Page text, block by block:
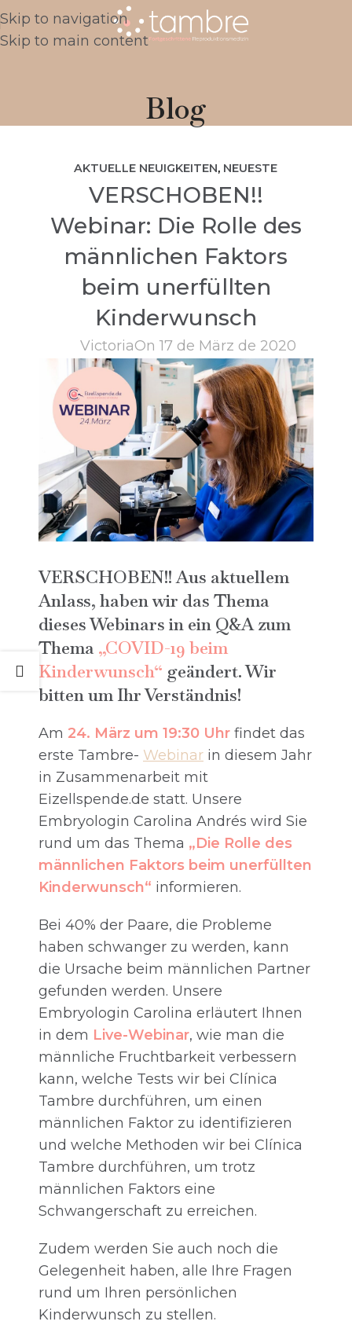
Skip to navigation
Skip to main content
Blog
AKTUELLE NEUIGKEITEN, NEUESTE
NACHRICHTEN
VERSCHOBEN!!
Webinar: Die Rolle des
männlichen Faktors
beim unerfüllten
Kinderwunsch
VictoriaOn 17 de März de 2020
VERSCHOBEN!! Aus aktuellem
Anlass, haben wir das Thema
dieses Webinars in ein Q&A zum
Thema „COVID-19 beim
Kinderwunsch“ geändert. Wir
bitten um Ihr Verständnis!
Am 24. März um 19:30 Uhr findet das
erste Tambre- Webinar in diesem Jahr
in Zusammenarbeit mit
Eizellspende.de statt. Unsere
Embryologin Carolina Andrés wird Sie
rund um das Thema „Die Rolle des
männlichen Faktors beim unerfüllten
Kinderwunsch“ informieren.
Bei 40% der Paare, die Probleme
haben schwanger zu werden, kann
die Ursache beim männlichen Partner
gefunden werden. Unsere
Embryologin Carolina erläutert Ihnen
in dem Live-Webinar, wie man die
männliche Fruchtbarkeit verbessern
kann, welche Tests wir bei Clínica
Tambre durchführen, um einen
männlichen Faktor zu identifizieren
und welche Methoden wir bei Clínica
Tambre durchführen, um trotz
männlichen Faktors eine
Schwangerschaft zu erreichen.
Zudem werden Sie auch noch die
Gelegenheit haben, alle Ihre Fragen
rund um Ihren persönlichen
Kinderwunsch zu stellen.